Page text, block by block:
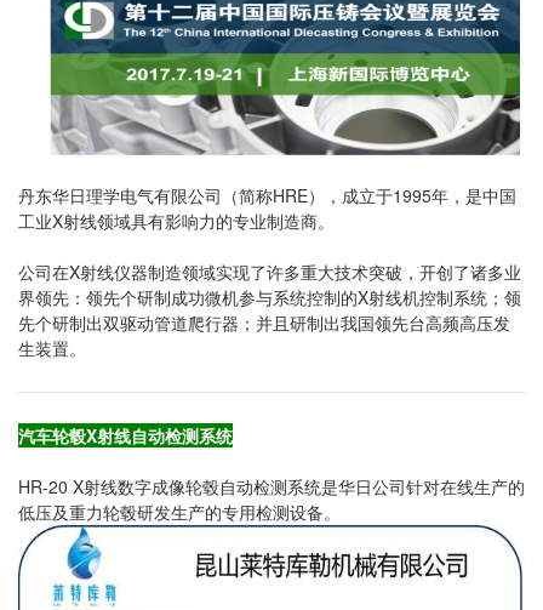
丹东华日理学电气有限公司（简称HRE），成立于1995年，是中国
工业X射线领域具有影响力的专业制造商。
公司在X射线仪器制造领域实现了许多重大技术突破，开创了诸多业
界领先：领先个研制成功微机参与系统控制的X射线机控制系统；领
先个研制出双驱动管道爬行器；并且研制出我国领先台高频高压发
生装置。
汽车轮毂X射线自动检测系统
HR-20 X射线数字成像轮毂自动检测系统是华日公司针对在线生产的
低压及重力轮毂研发生产的专用检测设备。​